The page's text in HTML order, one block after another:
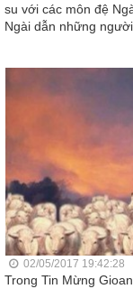
su với các môn đệ
Ngài dẫn những
02/05/2017 19:42:28
Trong Tin Mừng